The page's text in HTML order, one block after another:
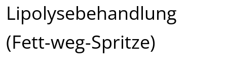
Lipolysebehandlung
(Fett-weg-Spritze)